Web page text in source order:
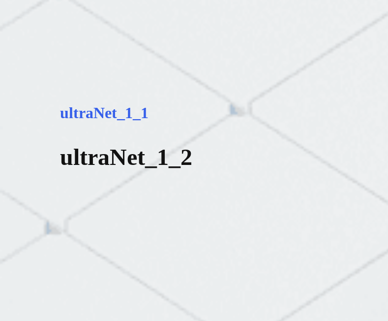
ultraNet_1_1
ultraNet_1_2